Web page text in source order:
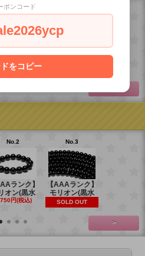
マール水晶
レスレ
円(税込)
り物 [祈りの天
6,600円(税込)
ームーンス
No.2
ランク】
オン(黒水
円(税込)
No.3
【AAAランク】
モリオン(黒水
SOLD OUT
>
ポンコード
をコピー